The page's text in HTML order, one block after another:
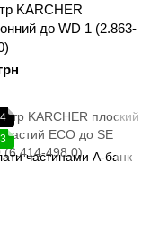
KARCHER
до WD 1 (2.863-
4
3